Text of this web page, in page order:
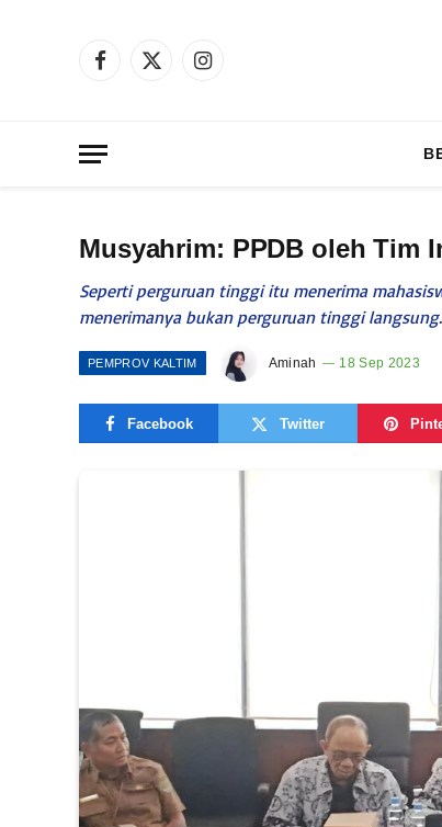
Facebook
X
Instagram
Musyahrim: PPDB oleh Tim
Seperti perguruan tinggi itu menerima
menerimanya bukan perguruan tinggi langsung.
PEMPROV KALTIM Aminah 18 Sep 2023
Facebook Twitter